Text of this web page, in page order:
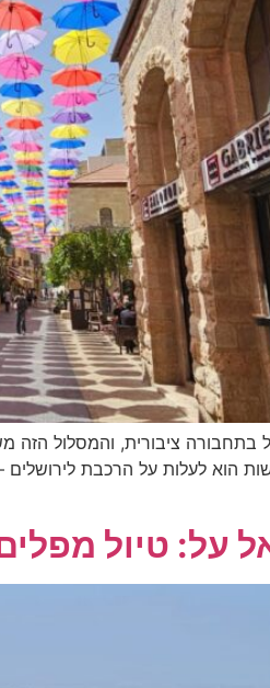
בתחבורה ציבורית, והמסלול הזה
הוא לעלות על הרכבת
על: טיול